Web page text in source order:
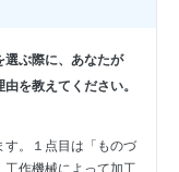
貢献」することを通
と考え志望いたしま
選ぶ際に、あなたが
を教えてください。
。１点目は「ものづ
作機械によって加工